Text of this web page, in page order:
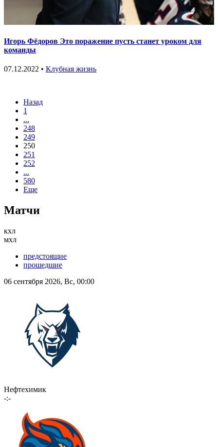
Игорь Фёдоров Это поражение пусть станет уроком для
команды
07.12.2022 • Клубная жизнь
Назад
1
...
248
249
250
251
252
...
580
Еще
Матчи
кхл
мхл
предстоящие
прошедшие
06 сентября 2026, Вс, 00:00
Нефтехимик
-:-